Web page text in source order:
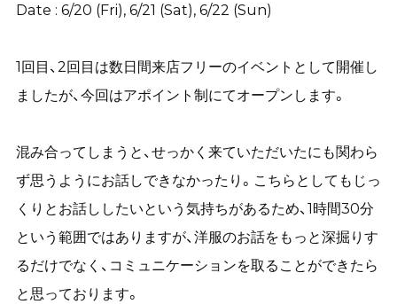
Date : 6/20 (Fri), 6/21 (Sat), 6/22 (Sun)
1回目、2回目は数日間来店フリーのイベントとして開催し
ましたが、今回はアポイント制にてオープンします。
混み合ってしまうと、せっかく来ていただいたにも関わら
ず思うようにお話しできなかったり。こちらとしてもじっ
くりとお話ししたいという気持ちがあるため、1時間30分
という範囲ではありますが、洋服のお話をもっと深掘りす
るだけでなく、コミュニケーションを取ることができたら
と思っております。